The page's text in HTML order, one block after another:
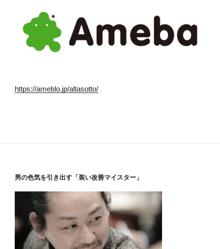
https://ameblo.jp/altasotto/
男の色気を引き出す「装い改善マイスター」